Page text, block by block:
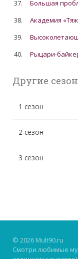
37.
Большая
38.
Академия
39.
40.
Рыцари-
Другие
1 сезон
2 сезон
3 сезон
© 2026 Mult90.ru
Смотри любимые